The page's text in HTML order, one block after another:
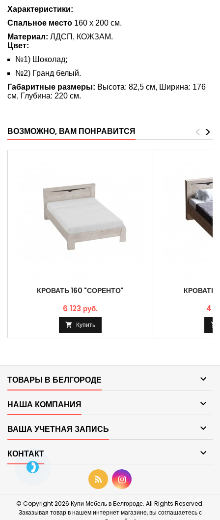
Характеристики:
Спальное место 160 х 200 см.
Материал: ЛДСП, КОЖЗАМ.
Цвет:
№1) Шоколад;
№2) Гранд белый.
Габаритные размеры: Высота: 82,5 см, Ширина: 176
см, Глубина: 220 см.
ВОЗМОЖНО, ВАМ ПОНРАВИТСЯ >
<
КРОВАТЬ 160 "СОРЕНТО"
6 123 руб.
 Купить
КРОВАТЬ
4

ТОВАРЫ В БЕЛГОРОДЕ 
НАША КОМПАНИЯ 
ВАША УЧЕТНАЯ ЗАПИСЬ 
КОНТАКТ 
© Copyright 2026 Купи Мебель в Белгороде. All Rights Reserved.
Заказывая товар в нашем интернет магазине, вы соглашаетесь с